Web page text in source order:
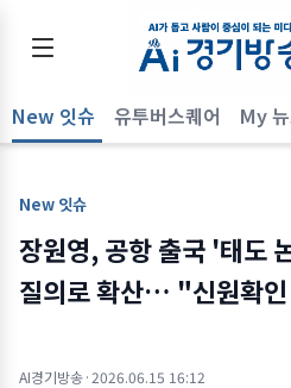
New 잇슈 유투버스퀘어 My
New 잇슈
장원영, 공항 출국 '태도
질의로 확산… "신원확
AI경기방송·2026.06.15 16:12